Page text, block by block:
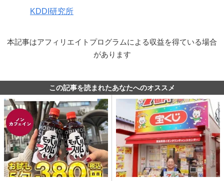
KDDI研究所
本記事はアフィリエイトプログラムによる収益を得ている場合
があります
この記事を読まれたあなたへのオススメ